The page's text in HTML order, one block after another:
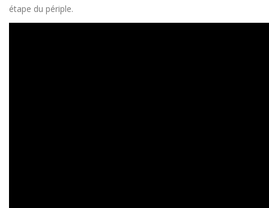
étape du périple.